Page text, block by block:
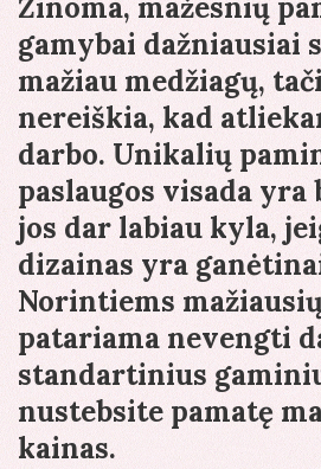
Žinoma, mažesnių
gamybai dažniausiai
mažiau medžiagų,
nereiškia, kad
darbo. Unikalių
paslaugos visada yra
jos dar labiau kyla,
dizainas yra
Norintiems
patariama nevengti
standartinius
nustebsite pamatę
kainas.